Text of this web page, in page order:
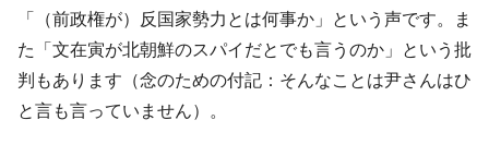
07月販売台数は去年のほぼ半分「71台」しか売れなかっ
た。『起亜』は9台だけ
『Money1』
韓国「信用赦免を何回やっても、何回やっ
ても」⇒ 257万人赦免したのに60万人がまた延滞者に転
落！
「（前政権が）反国家勢力とは何事か」という声です。ま
た「文在寅が北朝鮮のスパイだとでも言うのか」という批
判もあります（念のための付記：そんなことは尹さんはひ
と言も言っていません）。